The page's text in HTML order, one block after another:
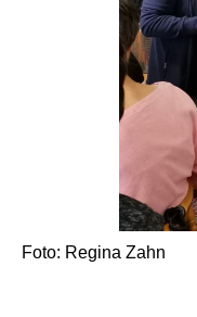
Foto: Regina Zahn